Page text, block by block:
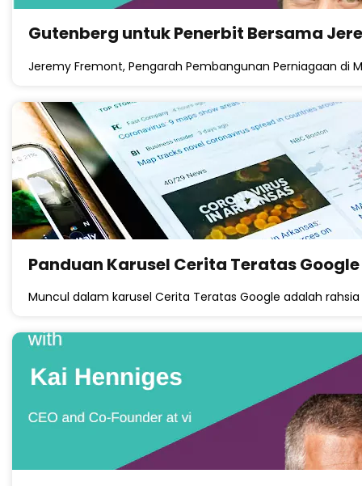
Gutenberg untuk Penerbit Bersama
Jeremy Fremont, Pengarah Pembangunan Perniagaan di
Panduan Karusel Cerita Teratas Google
Muncul dalam karusel Cerita Teratas Google adalah